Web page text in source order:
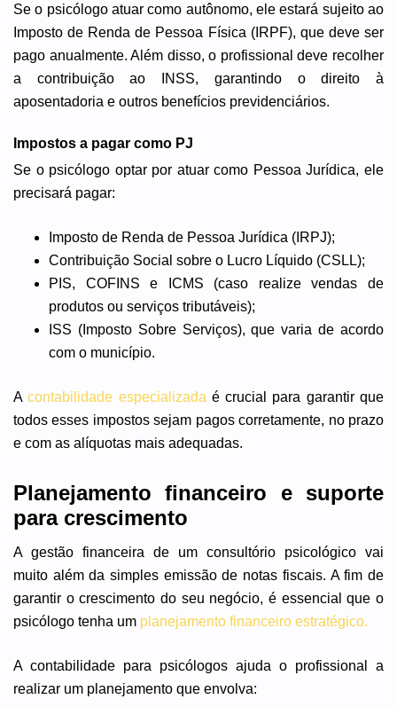
Se o psicólogo atuar como autônomo, ele estará sujeito ao
Imposto de Renda de Pessoa Física (IRPF), que deve ser
pago anualmente. Além disso, o profissional deve recolher
a contribuição ao INSS, garantindo o direito à
aposentadoria e outros benefícios previdenciários.
Impostos a pagar como PJ
Se o psicólogo optar por atuar como Pessoa Jurídica, ele
precisará pagar:
Imposto de Renda de Pessoa Jurídica (IRPJ);
Contribuição Social sobre o Lucro Líquido (CSLL);
PIS, COFINS e ICMS (caso realize vendas de
produtos ou serviços tributáveis);
ISS (Imposto Sobre Serviços), que varia de acordo
com o município.
Acontabilidade especializada é crucial para garantir que
todos esses impostos sejam pagos corretamente, no prazo
e com as alíquotas mais adequadas.
Planejamento financeiro e suporte
para crescimento
A gestão financeira de um consultório psicológico vai
muito além da simples emissão de notas fiscais. A fim de
garantir o crescimento do seu negócio, é essencial que o
psicólogo tenha um planejamento financeiro estratégico.
A contabilidade para psicólogos ajuda o profissional a
realizar um planejamento que envolva: